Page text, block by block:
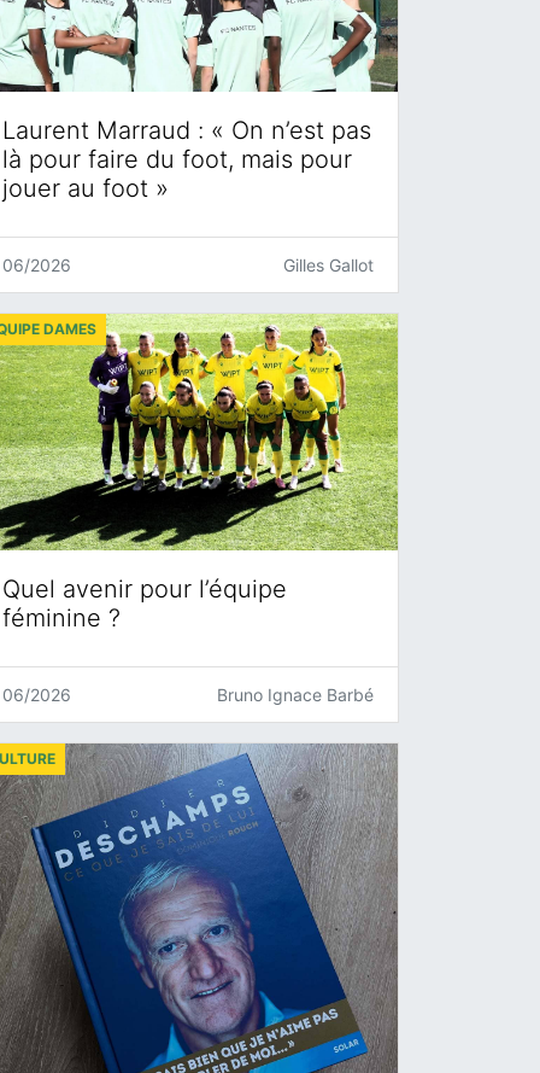
Laurent Marraud : « On n’est pas
là pour faire du foot, mais pour
jouer au foot »
06/2026 Gilles Gallot
Quel avenir pour l’équipe
féminine ?
DAMES
06/2026 Bruno Ignace Barbé